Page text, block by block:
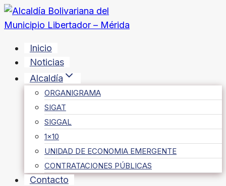
Saltar
al
Inicio
Noticias
Alcaldía
ORGANIGRAMA
SIGAT
SIGGAL
1×10
UNIDAD DE ECONOMIA EMERGENTE
CONTRATACIONES PÚBLICAS
Contacto